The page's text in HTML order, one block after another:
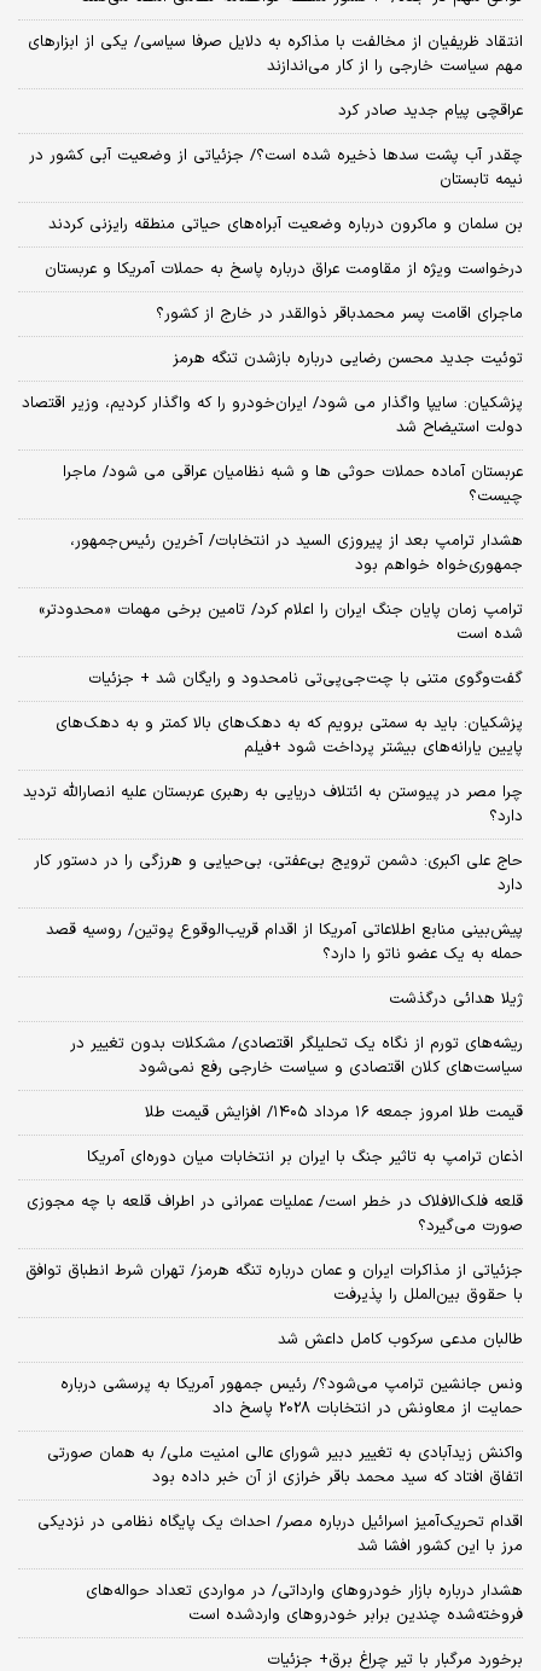
انتقاد ظریفیان از مخالفت با مذاکره به دلایل صرفا سیاسی/ یکی از ابزارهای
مهم سیاست خارجی را از کار می‌اندازند
عراقچی پیام جدید صادر کرد
چقدر آب پشت سدها ذخیره شده است؟/ جزئیاتی از وضعیت آبی کشور در
نیمه تابستان
بن سلمان و ماکرون درباره وضعیت آبراه‌های حیاتی منطقه رایزنی کردند
درخواست ویژه از مقاومت عراق درباره پاسخ به حملات آمریکا و عربستان
ماجرای اقامت پسر محمدباقر ذوالقدر در خارج از کشور؟
توئیت جدید محسن رضایی درباره بازشدن تنگه هرمز
پزشکیان: سایپا واگذار می شود/ ایران‌خودرو را که واگذار کردیم، وزیر اقتصاد
دولت استیضاح شد
عربستان آماده حملات حوثی ها و شبه نظامیان عراقی می شود/ ماجرا
چیست؟
هشدار ترامپ بعد از پیروزی السید در انتخابات/ آخرین رئیس‌جمهور،
جمهوری‌خواه خواهم بود
ترامپ زمان پایان جنگ ایران را اعلام کرد/ تامین برخی مهمات «محدودتر»
شده است
گفت‌وگوی متنی با چت‌جی‌پی‌تی نامحدود و رایگان شد + جزئیات
پزشکیان: باید به سمتی برویم که به دهک‌های بالا کمتر و به دهک‌های
پایین یارانه‌های بیشتر پرداخت شود +فیلم
چرا مصر در پیوستن به ائتلاف دریایی به رهبری عربستان علیه انصارالله تردید
دارد؟
حاج علی اکبری: دشمن ترویج بی‌عفتی، بی‌حیایی و هرزگی را در دستور کار
دارد
پیش‌بینی منابع اطلاعاتی آمریکا از اقدام قریب‌الوقوع پوتین/ روسیه قصد
حمله به یک عضو ناتو را دارد؟
ژیلا هدائی درگذشت
ریشه‌های تورم از نگاه یک تحلیلگر اقتصادی/ مشکلات بدون تغییر در
سیاست‌های کلان اقتصادی و سیاست خارجی رفع نمی‌شود
قیمت طلا امروز جمعه ۱۶ مرداد ۱۴۰۵/ افزایش قیمت طلا
اذعان ترامپ به تاثیر جنگ با ایران بر انتخابات میان دوره‌ای آمریکا
قلعه فلک‌الافلاک در خطر است/ عملیات عمرانی در اطراف قلعه با چه مجوزی
صورت می‌گیرد؟
جزئیاتی از مذاکرات ایران و عمان درباره تنگه هرمز/ تهران شرط انطباق توافق
با حقوق بین‌الملل را پذیرفت
طالبان مدعی سرکوب کامل داعش شد
ونس جانشین ترامپ می‌شود؟/ رئیس جمهور آمریکا به پرسشی درباره
حمایت از معاونش در انتخابات 2028 پاسخ داد
واکنش زیدآبادی به تغییر دبیر شورای عالی امنیت ملی/ به همان صورتی
اتفاق افتاد که سید محمد باقر خرازی از آن خبر داده بود
اقدام تحریک‌آمیز اسرائیل درباره مصر/ احداث یک پایگاه نظامی در نزدیکی
مرز با این کشور افشا شد
هشدار درباره بازار خودروهای وارداتی/ در مواردی تعداد حواله‌های
فروخته‌شده چندین برابر خودروهای واردشده است
برخورد مرگبار با تیر چراغ برق+ جزئیات